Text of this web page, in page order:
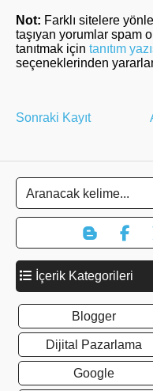
Not: Farklı sitelere
taşıyan yorumlar spam
tanıtmak için tanıtım
seçeneklerinden
Sonraki Kayıt
İçerik Kategorileri
Blogger
Dijital Pazarlama
Google